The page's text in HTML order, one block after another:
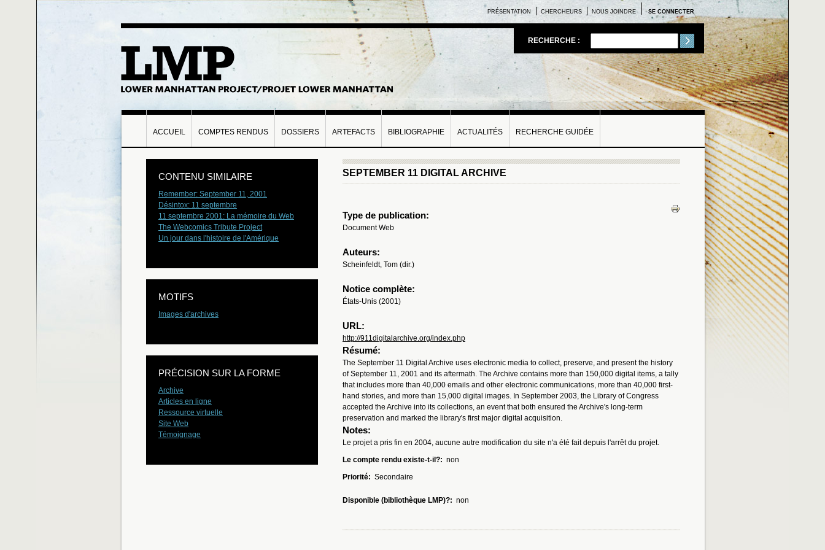
SE CONNECTER
PRÉSENTATION CHERCHEURS NOUS JOINDRE
RECHERCHE :
ACCUEIL COMPTES RENDUS DOSSIERS ARTEFACTS BIBLIOGRAPHIE ACTUALITÉS RECHERCHE GUIDÉE
SEPTEMBER 11 DIGITAL ARCHIVE
Type de publication:
Document Web
Auteurs:
Scheinfeldt, Tom (dir.)
Notice complète:
États-Unis (2001)
URL:
http://911digitalarchive.org/index.php
Résumé:
The September 11 Digital Archive uses electronic media to collect, preserve, and present the history
of September 11, 2001 and its aftermath. The Archive contains more than 150,000 digital items, a tally
that includes more than 40,000 emails and other electronic communications, more than 40,000 first-
hand stories, and more than 15,000 digital images. In September 2003, the Library of Congress
accepted the Archive into its collections, an event that both ensured the Archive's long-term
preservation and marked the library's first major digital acquisition.
Notes:
Le projet a pris fin en 2004, aucune autre modification du site n'a été fait depuis l'arrêt du projet.
Le compte rendu existe-t-il?: non
Priorité: Secondaire
Disponible (bibliothèque LMP)?: non
CONTENU SIMILAIRE
Remember: September 11, 2001
Désintox: 11 septembre
11 septembre 2001: La mémoire du Web
The Webcomics Tribute Project
Un jour dans l'histoire de l'Amérique
MOTIFS
Images d'archives
PRÉCISION SUR LA FORME
Archive
Articles en ligne
Ressource virtuelle
Site Web
Témoignage